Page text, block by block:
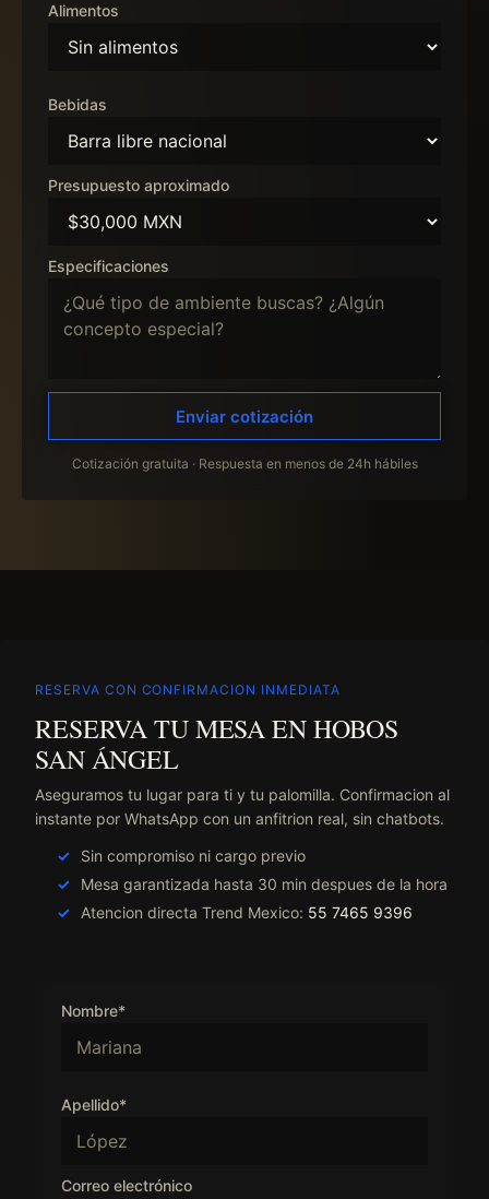
Alimentos
Bebidas
Presupuesto aproximado
Especificaciones
Enviar cotización
Cotización gratuita · Respuesta en menos de 24h hábiles
RESERVA CON CONFIRMACION INMEDIATA
RESERVA TU MESA EN HOBOS
SAN ÁNGEL
Aseguramos tu lugar para ti y tu palomilla. Confirmacion al
instante por WhatsApp con un anfitrion real, sin chatbots.
Sin compromiso ni cargo previo
Mesa garantizada hasta 30 min despues de la hora
Atencion directa Trend Mexico: 55 7465 9396
Nombre*
Apellido*
Correo electrónico